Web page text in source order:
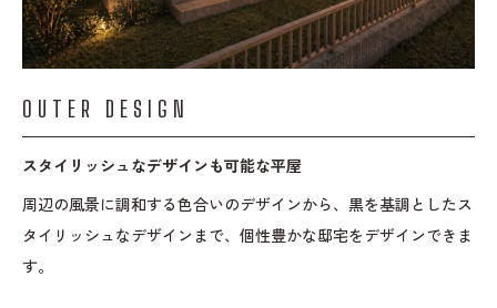
OUTER DESIGN
スタイリッシュなデザインも可能な平屋
周辺の風景に調和する色合いのデザインから、黒を基調としたス
タイリッシュなデザインまで、個性豊かな邸宅をデザインできま
す。